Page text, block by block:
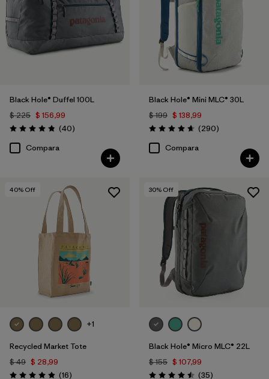
Black Hole® Duffel 100L
$ 225 $ 156,99
Valoración: 4.8 / 5
(40Comentarios
)
Compara
Black Hole® Mini MLC® 30L
$ 199 $ 138,99
Valoración: 4.7 / 5
(290Comentarios
)
Compara
40% Off
+1
Recycled Market Tote
$ 49 $ 28,99
(16Comentarios
)
30% Off
Black Hole® Micro MLC® 22L
$ 155 $ 107,99
(35Comentarios
)